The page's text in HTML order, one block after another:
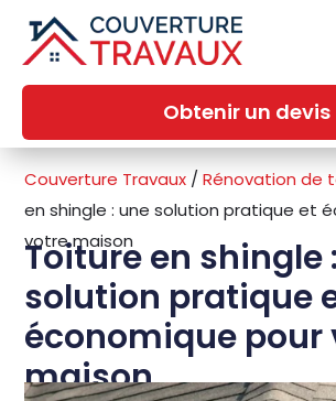
Obtenir un devis
Couverture Travaux /Rénovation de
en shingle : une solution pratique et
votre maison
Toiture en shingle
solution pratique
économique pour
maison